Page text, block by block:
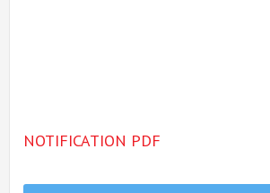
NOTIFICATION PDF